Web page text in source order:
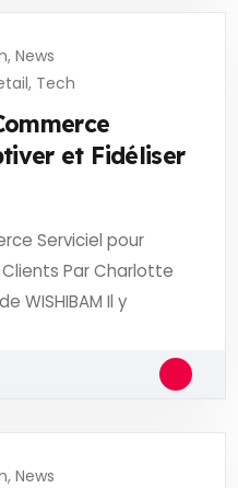
,News
, Tech
et Fidéliser
Serviciel pour
Par Charlotte
WISHIBAM Il y
,News